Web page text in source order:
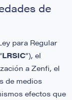
de
para Regular
LRSIC”), el
a Zenfi, el
de medios
efectos que